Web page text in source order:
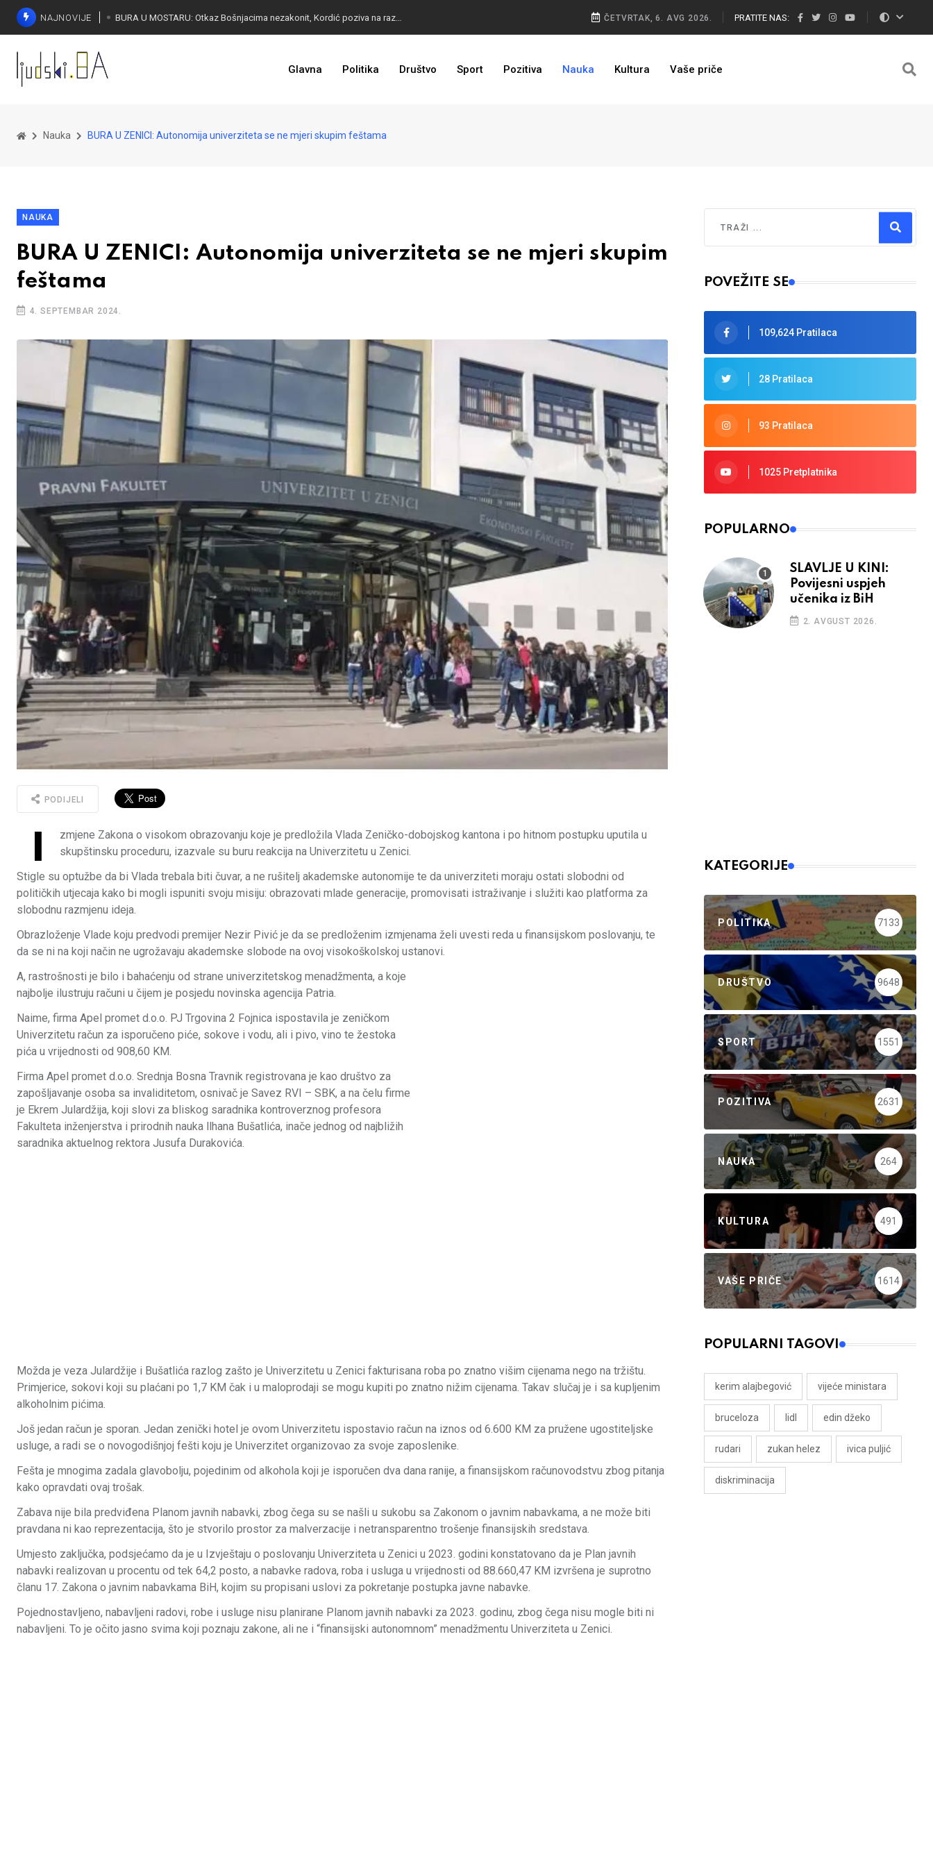
NAJNOVIJE
BIVŠI KAPITEN ZMAJEVA U VELIKOM BIZNISU: Na mjestu propale tvornice niče stambeni kompleks
ČETVRTAK, 6. AVG 2026. PRATITE NAS:
Glavna Politika Društvo Sport Pozitiva Nauka Kultura Vaše priče
Nauka BURA U ZENICI: Autonomija univerziteta se ne mjeri skupim feštama
NAUKA
BURA U ZENICI: Autonomija univerziteta se ne mjeri skupim
feštama
4. SEPTEMBAR 2024.
PODIJELI
I
zmjene Zakona o visokom obrazovanju koje je predložila Vlada Zeničko-dobojskog kantona i po hitnom postupku uputila u
skupštinsku proceduru, izazvale su buru reakcija na Univerzitetu u Zenici.
Stigle su optužbe da bi Vlada trebala biti čuvar, a ne rušitelj akademske autonomije te da univerziteti moraju ostati slobodni od
političkih utjecaja kako bi mogli ispuniti svoju misiju: obrazovati mlade generacije, promovisati istraživanje i služiti kao platforma za
slobodnu razmjenu ideja.
Obrazloženje Vlade koju predvodi premijer Nezir Pivić je da se predloženim izmjenama želi uvesti reda u finansijskom poslovanju, te
da se ni na koji način ne ugrožavaju akademske slobode na ovoj visokoškolskoj ustanovi.
A, rastrošnosti je bilo i bahaćenju od strane univerzitetskog menadžmenta, a koje
najbolje ilustruju računi u čijem je posjedu novinska agencija Patria.
Naime, firma Apel promet d.o.o. PJ Trgovina 2 Fojnica ispostavila je zeničkom
Univerzitetu račun za isporučeno piće, sokove i vodu, ali i pivo, vino te žestoka
pića u vrijednosti od 908,60 KM.
Firma Apel promet d.o.o. Srednja Bosna Travnik registrovana je kao društvo za
zapošljavanje osoba sa invaliditetom, osnivač je Savez RVI – SBK, a na čelu firme
je Ekrem Julardžija, koji slovi za bliskog saradnika kontroverznog profesora
Fakulteta inženjerstva i prirodnih nauka llhana Bušatlića, inače jednog od najbližih
saradnika aktuelnog rektora Jusufa Durakovića.
Možda je veza Julardžije i Bušatlića razlog zašto je Univerzitetu u Zenici fakturisana roba po znatno višim cijenama nego na tržištu.
Primjerice, sokovi koji su plaćani po 1,7 KM čak i u maloprodaji se mogu kupiti po znatno nižim cijenama. Takav slučaj je i sa kupljenim
alkoholnim pićima.
Još jedan račun je sporan. Jedan zenički hotel je ovom Univerzitetu ispostavio račun na iznos od 6.600 KM za pružene ugostiteljske
usluge, a radi se o novogodišnjoj fešti koju je Univerzitet organizovao za svoje zaposlenike.
Fešta je mnogima zadala glavobolju, pojedinim od alkohola koji je isporučen dva dana ranije, a finansijskom računovodstvu zbog pitanja
kako opravdati ovaj trošak.
Zabava nije bila predviđena Planom javnih nabavki, zbog čega su se našli u sukobu sa Zakonom o javnim nabavkama, a ne može biti
pravdana ni kao reprezentacija, što je stvorilo prostor za malverzacije i netransparentno trošenje finansijskih sredstava.
Umjesto zaključka, podsjećamo da je u Izvještaju o poslovanju Univerziteta u Zenici u 2023. godini konstatovano da je Plan javnih
nabavki realizovan u procentu od tek 64,2 posto, a nabavke radova, roba i usluga u vrijednosti od 88.660,47 KM izvršena je suprotno
članu 17. Zakona o javnim nabavkama BiH, kojim su propisani uslovi za pokretanje postupka javne nabavke.
Pojednostavljeno, nabavljeni radovi, robe i usluge nisu planirane Planom javnih nabavki za 2023. godinu, zbog čega nisu mogle biti ni
nabavljeni. To je očito jasno svima koji poznaju zakone, ali ne i “finansijski autonomnom” menadžmentu Univerziteta u Zenici.
Type 2 or more characters for results.
POVEŽITE SE
109,624 Pratilaca
28 Pratilaca
93 Pratilaca
1025 Pretplatnika
POPULARNO
SLAVLJE U KINI:
Povijesni uspjeh
učenika iz BiH
2. AVGUST 2026.
KATEGORIJE
POLITIKA 7133
DRUŠTVO 9648
SPORT 1551
POZITIVA 2631
NAUKA 264
KULTURA 491
VAŠE PRIČE 1614
POPULARNI TAGOVI
kerim alajbegović vijeće ministara
bruceloza lidl edin džeko
rudari zukan helez ivica puljić
diskriminacija